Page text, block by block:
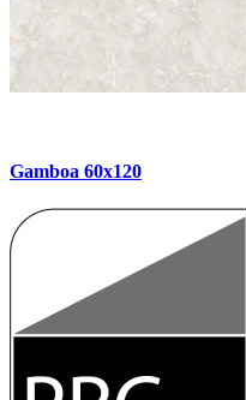
Gamboa 60x120